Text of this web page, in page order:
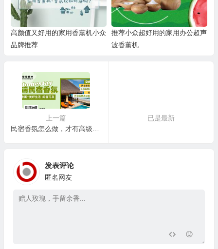
高颜值又好用的家用香薰机小众
品牌推荐
推荐小众超好用的家用办公超声
波香薰机
上一篇
已是最新
发表评论
匿名网友